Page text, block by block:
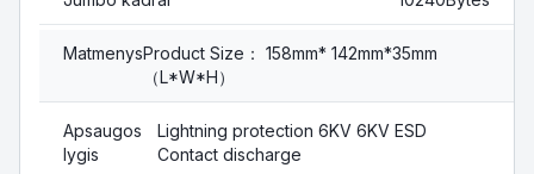
MatmenysProduct Size： 158mm* 142mm*35mm
（L*W*H）
Apsaugos
lygis
Lightning protection 6KV 6KV ESD
Contact discharge